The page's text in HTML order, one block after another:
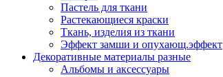
Пастель для ткани
Растекающиеся краски
Ткань, изделия из ткани
Эффект замши и опухающ.эффект
Декоративные материалы разные
Альбомы и аксессуары